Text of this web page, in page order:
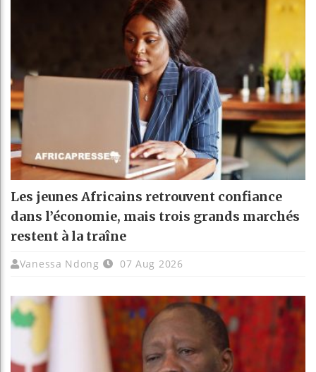
Les jeunes Africains retrouvent confiance
dans l’économie, mais trois grands marchés
restent à la traîne
Vanessa Ndong 07 Aug 2026